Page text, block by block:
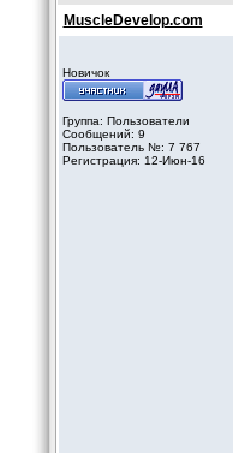
MuscleDevelop.com
Новичок
Группа: Пользователи
Сообщений: 9
Пользователь №: 7 767
Регистрация: 12-Июн-16